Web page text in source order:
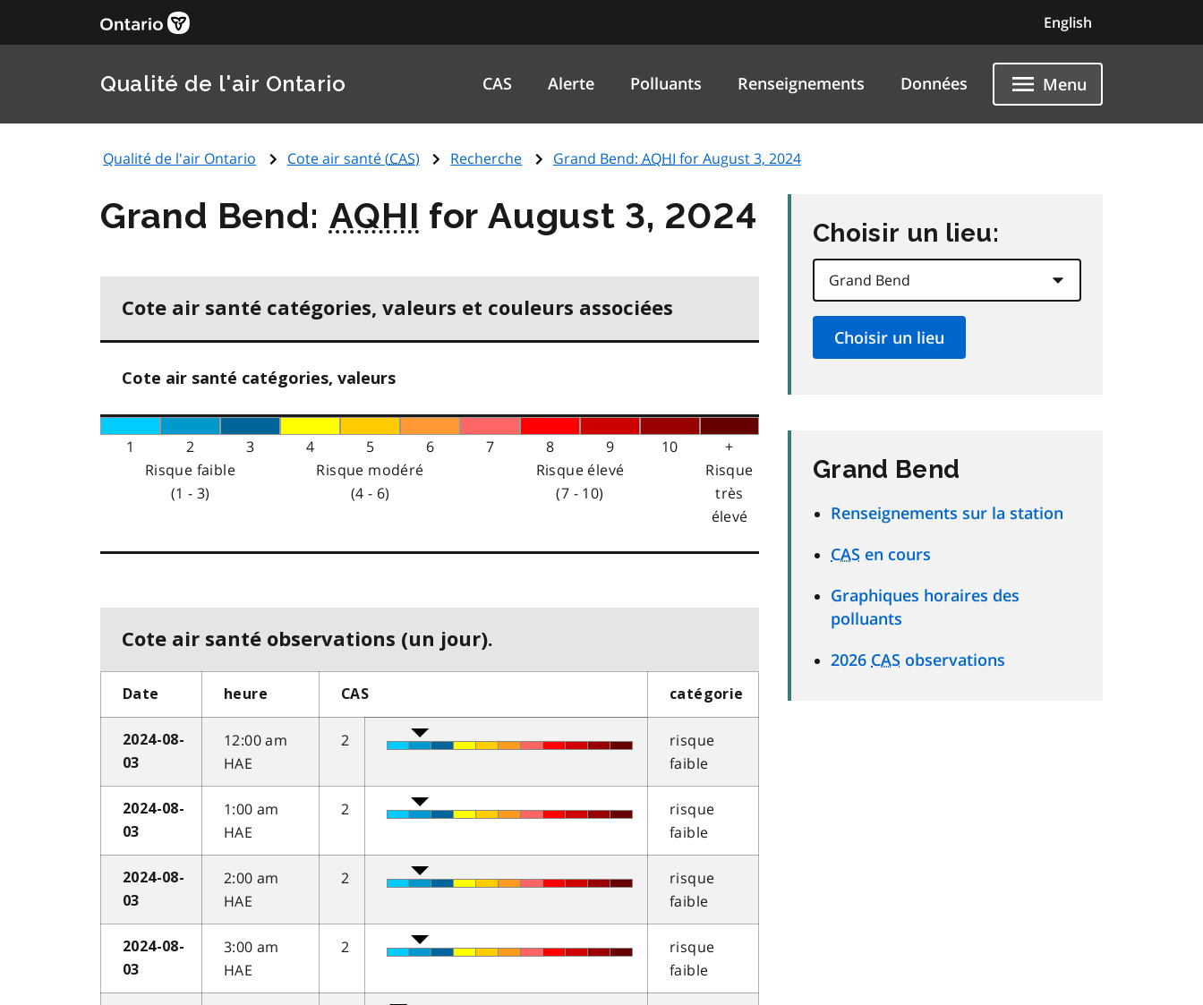
English
Qualité de l'air Ontario CAS Alerte Polluants Renseignements Données Menu
Qualité de l'air Ontario Cote air santé (CAS) Recherche Grand Bend: AQHI for August 3, 2024
Grand Bend: AQHI for August 3, 2024
Cote air santé catégories, valeurs et couleurs associées
Cote air santé catégories, valeurs
1 2 3 4 5 6 7 8 9 10
+
Risque faible
(1 - 3)
Risque modéré
(4 - 6)
Risque élevé
(7 - 10)
Risque
très
élevé
Cote air santé observations (un jour).
Date heure CAS catégorie
2024-08-
03
12:00 am
HAE
2
risque
faible
2024-08-
03
1:00 am
HAE
2
risque
faible
2024-08-
03
2:00 am
HAE
2
risque
faible
2024-08-
03
3:00 am
HAE
2
risque
faible
Choisir un lieu:
Grand Bend
Renseignements sur la station
CAS en cours
Graphiques horaires des
polluants
2026 CAS observations